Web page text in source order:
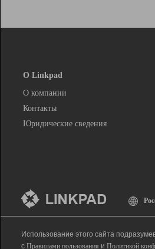
О Linkpad
О компании
Контакты
Юридические сведения
Использование этого сайта
с Правилами пользования и Политикой